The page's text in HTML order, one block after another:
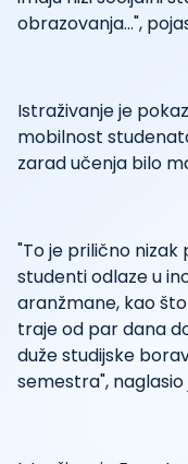
obrazovanja...",
Istraživanje je
mobilnost
zarad učenja bilo
"To je prilično
studenti odlaze u
aranžmane, kao
traje od par dana
duže studijske
semestra", naglasio